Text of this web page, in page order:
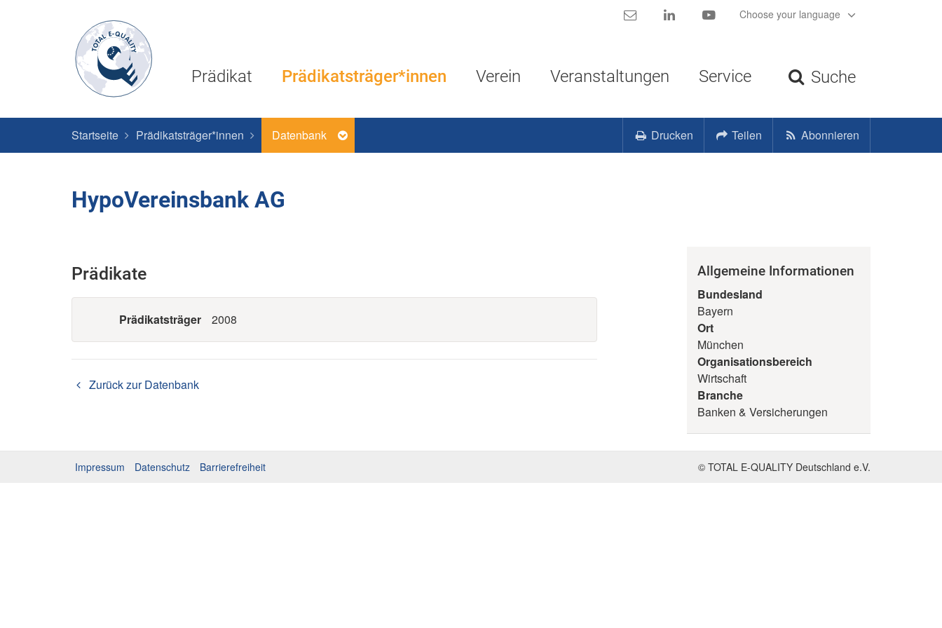
Kontakt LinkedIn YouTubeChoose your language
Prädikat Prädikatsträger*innen Verein Veranstaltungen Service Suche
Startseite Prädikatsträger*innen Datenbank Drucken Teilen Abonnieren
HypoVereinsbank AG
Prädikate
Prädikatsträger 2008
Zurück zur Datenbank
Allgemeine Informationen
Bundesland
Bayern
Ort
München
Organisationsbereich
Wirtschaft
Branche
Banken & Versicherungen
Impressum Datenschutz Barrierefreiheit © TOTAL E-QUALITY Deutschland e.V.